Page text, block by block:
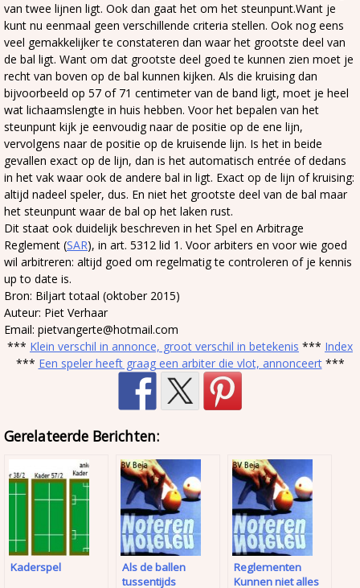
van twee lijnen ligt. Ook dan gaat het om het steunpunt.Want je
kunt nu eenmaal geen verschillende criteria stellen. Ook nog eens
veel gemakkelijker te constateren dan waar het grootste deel van
de bal ligt. Want om dat grootste deel goed te kunnen zien moet je
recht van boven op de bal kunnen kijken. Als die kruising dan
bijvoorbeeld op 57 of 71 centimeter van de band ligt, moet je heel
wat lichaamslengte in huis hebben. Voor het bepalen van het
steunpunt kijk je eenvoudig naar de positie op de ene lijn,
vervolgens naar de positie op de kruisende lijn. Is het in beide
gevallen exact op de lijn, dan is het automatisch entrée of dedans
in het vak waar ook de andere bal in ligt. Exact op de lijn of kruising:
altijd nadeel speler, dus. En niet het grootste deel van de bal maar
het steunpunt waar de bal op het laken rust.
Dit staat ook duidelijk beschreven in het Spel en Arbitrage
Reglement (SAR), in art. 5312 lid 1. Voor arbiters en voor wie goed
wil arbitreren: altijd goed om regelmatig te controleren of je kennis
up to date is.
Bron: Biljart totaal (oktober 2015)
Auteur: Piet Verhaar
Email: pietvangerte@hotmail.com
*** Klein verschil in annonce, groot verschil in betekenis *** Index
*** Een speler heeft graag een arbiter die vlot, annonceert***
Gerelateerde Berichten:
Kaderspel
Als de ballen
tussentijds
Reglementen
Kunnen niet alles